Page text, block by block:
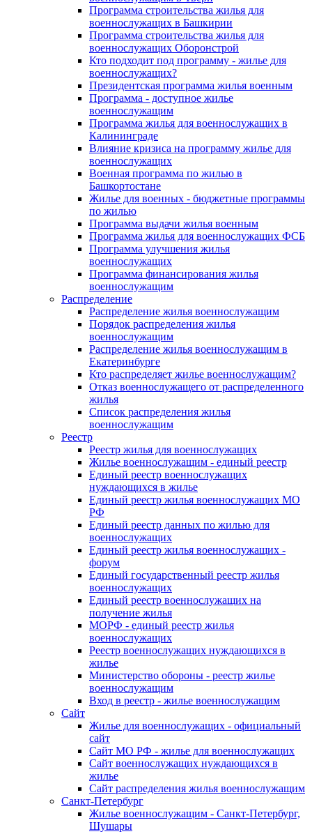
Программа строительства жилья для
военнослужащих в Башкирии
Программа строительства жилья для
военнослужащих Оборонстрой
Кто подходит под программу - жилье для
военнослужащих?
Президентская программа жилья военным
Программа - доступное жилье
военнослужащим
Программа жилья для военнослужащих в
Калининграде
Влияние кризиса на программу жилье для
военнослужащих
Военная программа по жилью в
Башкортостане
Жилье для военных - бюджетные программы
по жилью
Программа выдачи жилья военным
Программа жилья для военнослужащих ФСБ
Программа улучшения жилья
военнослужащих
Программа финансирования жилья
военнослужащим
Распределение
Распределение жилья военнослужащим
Порядок распределения жилья
военнослужащим
Распределение жилья военнослужащим в
Екатеринбурге
Кто распределяет жилье военнослужащим?
Отказ военнослужащего от распределенного
жилья
Список распределения жилья
военнослужащим
Реестр
Реестр жилья для военнослужащих
Жилье военнослужащим - единый реестр
Единый реестр военнослужащих
нуждающихся в жилье
Единый реестр жилья военнослужащих МО
РФ
Единый реестр данных по жилью для
военнослужащих
Единый реестр жилья военнослужащих -
форум
Единый государственный реестр жилья
военнослужащих
Единый реестр военнослужащих на
получение жилья
МОРФ - единый реестр жилья
военнослужащих
Реестр военнослужащих нуждающихся в
жилье
Министерство обороны - реестр жилье
военнослужащим
Вход в реестр - жилье военнослужащим
Сайт
Жилье для военнослужащих - официальный
сайт
Сайт МО РФ - жилье для военнослужащих
Сайт военнослужащих нуждающихся в
жилье
Сайт распределения жилья военнослужащим
Санкт-Петербург
Жилье военнослужащим - Санкт-Петербург,
Шушары